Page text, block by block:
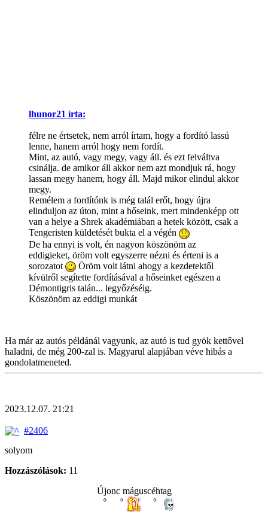
lhunor21 írta:
félre ne értsetek, nem arról írtam, hogy a fordító lassú
lenne, hanem arról hogy nem fordít.
Mint, az autó, vagy megy, vagy áll. és ezt felváltva
csinálja. de amikor áll akkor nem azt mondjuk rá, hogy
lassan megy hanem, hogy áll. Majd mikor elindul akkor
megy.
Remélem a fordítónk is még talál erőt, hogy újra
elinduljon az úton, mint a hőseink, mert mindenképp ott
van a helye a Shrek akadémiában a hetek között, csak a
Tengeristen küldetését bukta el a végén
De ha ennyi is volt, én nagyon köszönöm az
eddigieket, öröm volt egyszerre nézni és érteni is a
sorozatot
Öröm volt látni ahogy a kezdetektől
kívülről segítette fordításával a hőseinket egészen a
Démontigris talán... legyőzéséig.
Köszönöm az eddigi munkát
Ha már az autós példánál vagyunk, az autó is tud gyök kettővel
haladni, de még 200-zal is. Magyarul alapjában véve hibás a
gondolatmeneted.
2023.12.07. 21:21
#2406
solyom
Hozzászólások: 11
Újonc máguscéhtag